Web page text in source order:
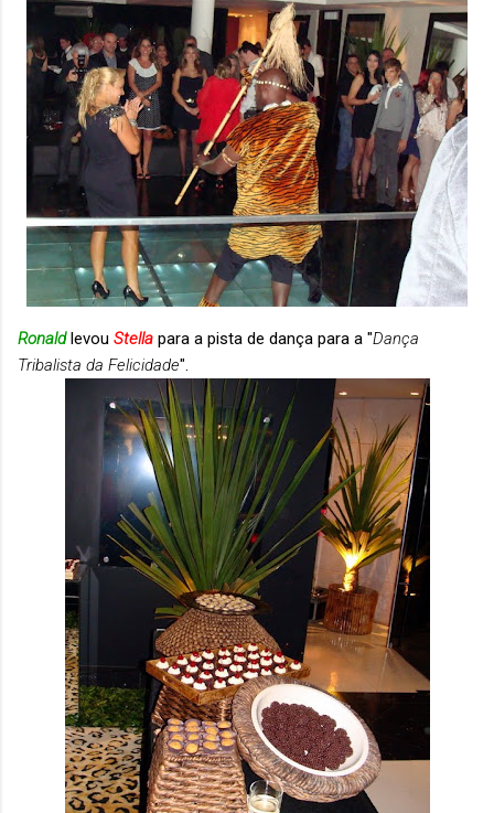
Ronaldlevou Stella para a pista de dança para a "Dança
Tribalista da Felicidade".